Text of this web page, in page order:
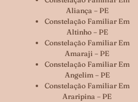
Aliança – PE
Constelação Familiar Em
Altinho – PE
Constelação Familiar Em
Amaraji – PE
Constelação Familiar Em
Angelim – PE
Constelação Familiar Em
Araripina – PE